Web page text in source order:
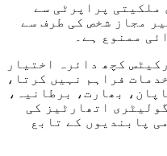
ملکیتی پراپرٹی سے
مجاز شخص کی طرف سے
ممنوع ہے۔
کچھ دائرہ اختیار
فراہم نہیں کرتا،
بھارت، برطانیہ،
اتھارٹیز کی
پابندیوں کے تابع